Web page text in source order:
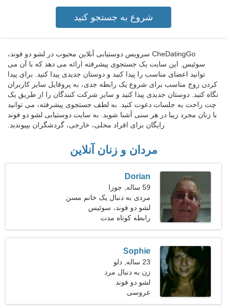
CheDatingGo سرویس دوستیابی آنلاین محبوب در لشو دو فوند،
سوئیس. این سایت یک جستجوی پیشرفته ارائه می دهد که با آن می
توانید اعضای مناسب را پیدا کنید و دوستان جدیدی پیدا کنید. برای پیدا
کردن زوج مناسب برای شروع یک رابطه جدی، به پروفایل سایر کاربران
نگاه کنید. دوستان جدیدی پیدا کنید و سایر شرکت کنندگان را از طریق یک
چت راحت به جلسات دعوت کنید. به لطف جستجوی پیشرفته، می توانید
با زنان مجرد زیبا در هر سنی آشنا شوید. به سایت دوستیابی لشو دو فوند
رایگان برای افراد محلی، خارجی، گردشگران بپیوندید.
مردان و زنان آنلاین
Dorian
59 ساله, جوزا
مردی به دنبال یک خانم مسن
49-57
لشو دو فوند، سوئیس
رابطه کوتاه مدت
Sophie
23 ساله, دلو
زن به دنبال مرد
لشو دو فوند
عروسی